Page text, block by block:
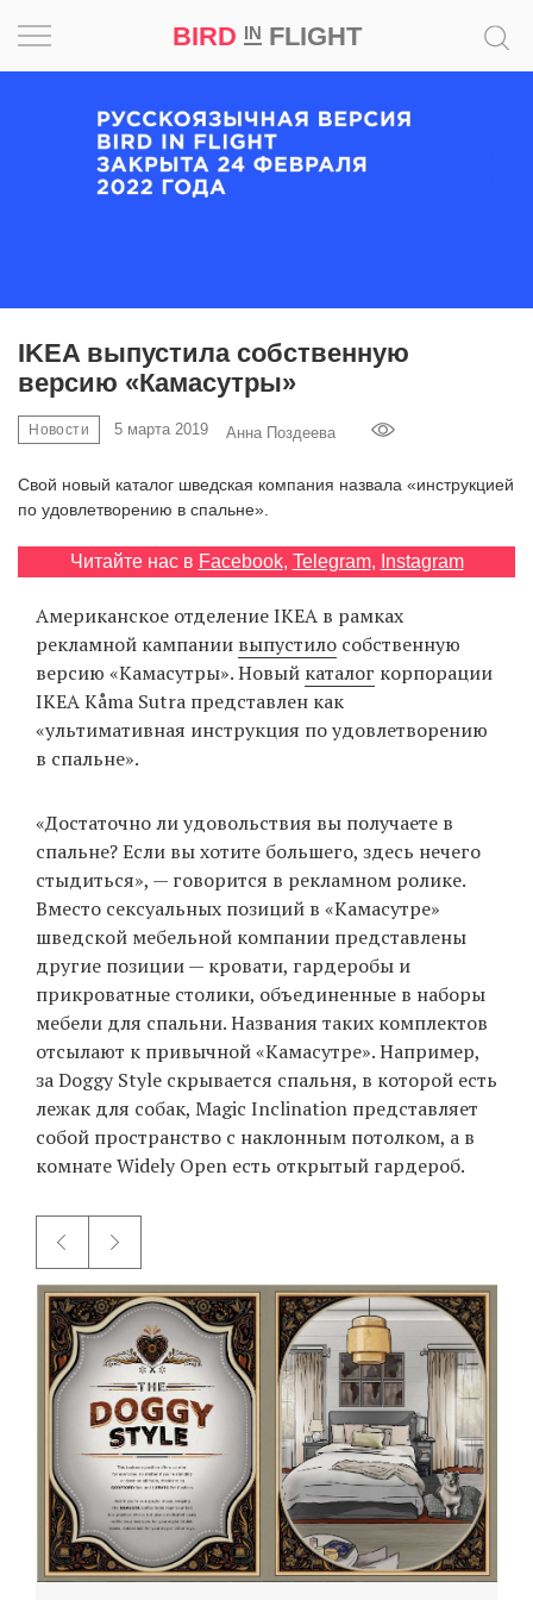
BIRD INFLIGHT
IKEA выпустила собственную
версию «Камасутры»
Новости 5 марта 2019 Анна Поздеева
Cвой новый каталог шведская компания назвала «инструкцией
по удовлетворению в спальне».
Читайте нас в Facebook, Telegram, Instagram
Американское отделение IKEA в рамках
рекламной кампании выпустило собственную
версию «Камасутры». Новый каталог корпорации
IKEA Kåma Sutra представлен как
«ультимативная инструкция по удовлетворению
в спальне».
«Достаточно ли удовольствия вы получаете в
спальне? Если вы хотите большего, здесь нечего
стыдиться», — говорится в рекламном ролике.
Вместо сексуальных позиций в «Камасутре»
шведской мебельной компании представлены
другие позиции — кровати, гардеробы и
прикроватные столики, объединенные в наборы
мебели для спальни. Названия таких комплектов
отсылают к привычной «Камасутре». Например,
за Doggy Style скрывается спальня, в которой есть
лежак для собак, Magic Inclination представляет
собой пространство с наклонным потолком, а в
комнате Widely Open есть открытый гардероб.